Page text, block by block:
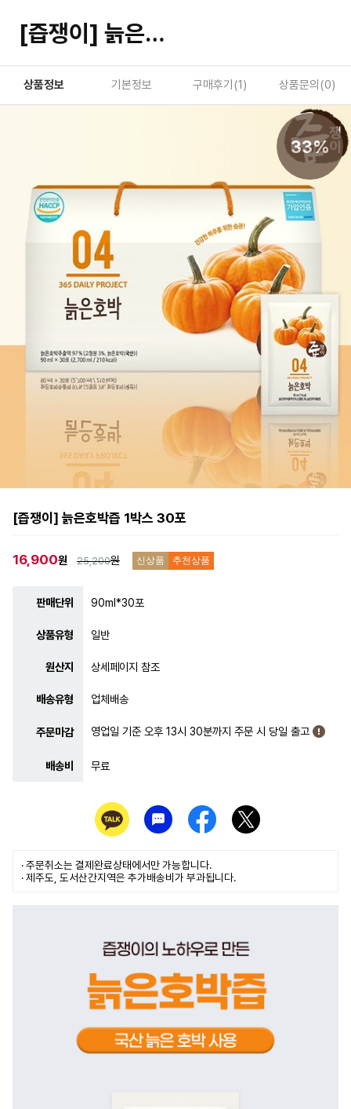
[즙쟁이] 늙은호박즙 1박스 30포
상품정보 기본정보 구매후기(1) 상품문의(0)
33%
[즙쟁이] 늙은호박즙 1박스 30포
16,900원 25,200원 신상품 추천상품
판매단위 90ml*30포
상품유형 일반
원산지 상세페이지 참조
배송유형 업체배송
주문마감 영업일 기준 오후 13시 30분까지 주문 시 당일 출고
배송비 무료
· 주문취소는 결제완료상태에서만 가능합니다.
· 제주도, 도서산간지역은 추가배송비가 부과됩니다.